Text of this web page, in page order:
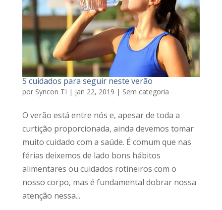
5 cuidados para seguir neste verão
por Syncon TI | jan 22, 2019 | Sem categoria
O verão está entre nós e, apesar de toda a
curtição proporcionada, ainda devemos tomar
muito cuidado com a saúde. É comum que nas
férias deixemos de lado bons hábitos
alimentares ou cuidados rotineiros com o
nosso corpo, mas é fundamental dobrar nossa
atenção nessa...